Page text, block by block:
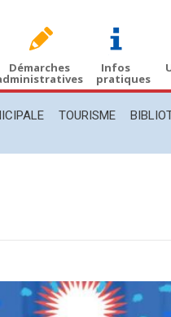
Démarches Infos
pratiques
TOURISME
TOURISME